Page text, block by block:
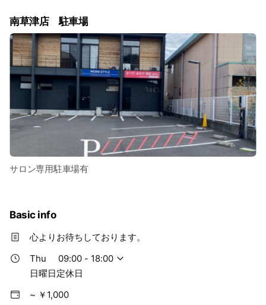
ご予約メニュー金額50%
・ご予約前日13時以降、別日日程変更
ご予約メニュー金額30%
・ご予約当日、日程変更
ご予約メニュー金額50%
・ご予約当日キャンセル
ご予約メニュー金額100%
ご予約のご変更、キャンセルにつきまして
2日前までは発生致しません。
ロミエール
南草津店 駐車場
サロン専用駐車場有
Basic info
心よりお待ちしております。
Thu
09:00 - 18:00
日曜日定休日
~ ￥1,000